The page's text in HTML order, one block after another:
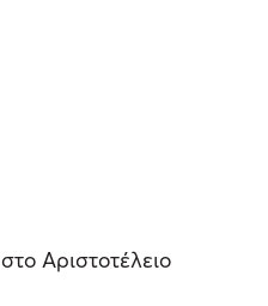
στο Αριστοτέλειο